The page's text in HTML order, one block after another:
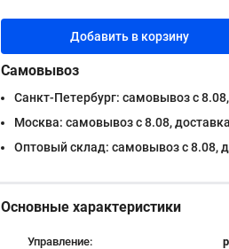
Добавить в корзину
Самовывоз
Санкт-Петербург: самовывоз с
Москва: самовывоз с 8.08,
Оптовый склад: самовывоз с 8.08,
Основные характеристики
Управление: